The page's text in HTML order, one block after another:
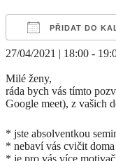
PŘIDAT DO
Download ICS
Google
27/04/2021 | 18:00 -
Milé ženy,
ráda bych vás tímto
Google meet), z vašich
* jste absolventkou
* nebaví vás cvičit doma
* je pro vás více